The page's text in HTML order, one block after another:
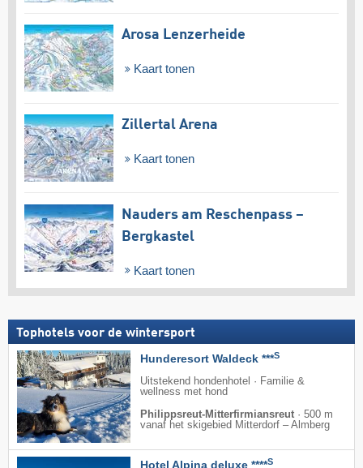
Arosa Lenzerheide
Kaart tonen
Zillertal Arena
Kaart tonen
Nauders am Reschenpass –
Bergkastel
Kaart tonen
Tophotels voor de wintersport
Hunderesort Waldeck ***S
Uitstekend hondenhotel · Familie &
wellness met hond
Philippsreut-Mitterfirmiansreut · 500 m
vanaf het skigebied Mitterdorf – Almberg
Hotel Alpina deluxe ****S